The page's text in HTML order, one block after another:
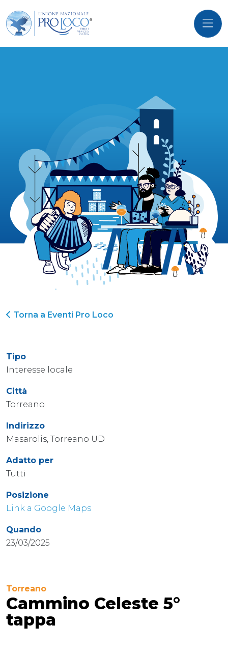
Torna a Eventi Pro Loco
Tipo
Interesse locale
Città
Torreano
Indirizzo
Masarolis, Torreano UD
Adatto per
Tutti
Posizione
Link a Google Maps
Quando
23/03/2025
Torreano
Cammino Celeste 5°
tappa